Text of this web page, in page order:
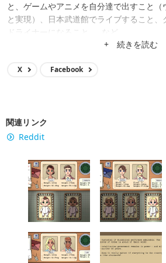
と、ゲームやアニメを自分達で出すこと
と実現）、日本武道館でライブすること
ドライナーになること……など。
+ 続きを読む
X Facebook
関連リンク
Reddit